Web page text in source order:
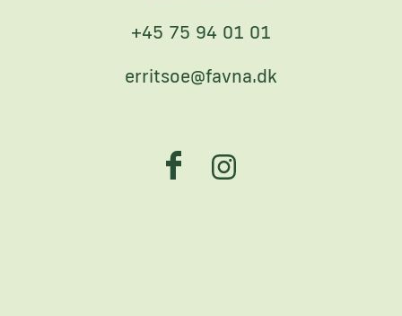
+45 75 94 01 01
erritsoe@favna.dk